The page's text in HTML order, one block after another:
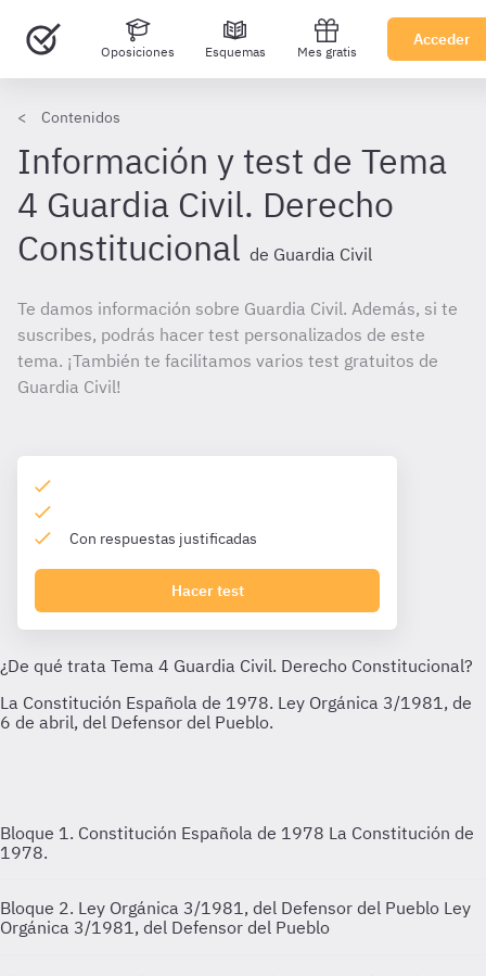
Oposiciones Esquemas Mes gratis
Acceder
Contenidos
Información y test de Tema
4 Guardia Civil. Derecho
Constitucional de Guardia Civil
Te damos información sobre Guardia Civil. Además, si te
suscribes, podrás hacer test personalizados de este
tema. ¡También te facilitamos varios test gratuitos de
Guardia Civil!
Con respuestas justificadas
Hacer test
Bloque 1. Constitución Española de 1978 La Constitución de
1978.
Bloque 2. Ley Orgánica 3/1981, del Defensor del Pueblo Ley
Orgánica 3/1981, del Defensor del Pueblo